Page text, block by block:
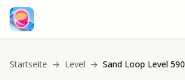
Startseite → Level → Sand Loop Level 590